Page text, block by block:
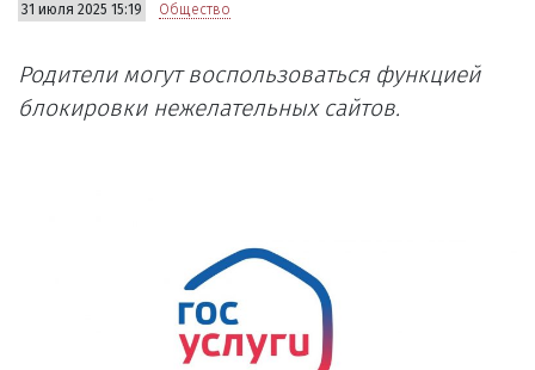
31 июля 2025 15:19 Общество
Родители могут воспользоваться функцией
блокировки нежелательных сайтов.